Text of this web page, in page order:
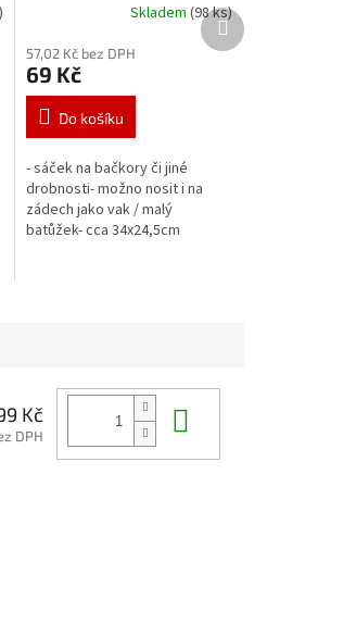
Skladem (98 ks)
57,02 Kč bez DPH
69 Kč
Do košíku
- sáček na bačkory či jiné
drobnosti- možno nosit i na
zádech jako vak / malý
batůžek- cca 34x24,5cm
Další
produkt
Kč
DPH